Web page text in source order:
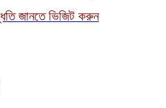
জানতে ভিজিট করুন